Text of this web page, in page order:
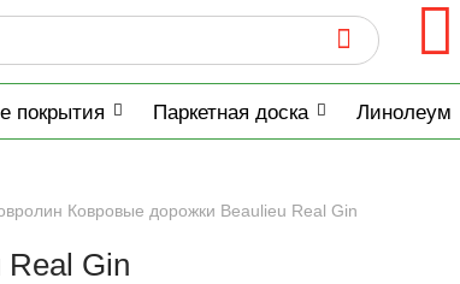
покрытия Паркетная доска Линолеум
Ковровые дорожки Beaulieu Real Gin
Gin